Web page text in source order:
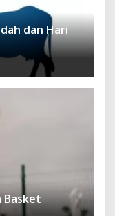
dan Hari
Basket